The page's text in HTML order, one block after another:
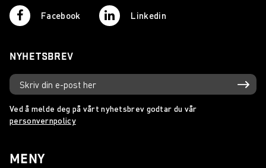
Facebook Linkedin
NYHETSBREV
Ved å melde deg på vårt nyhetsbrev godtar du vår
personvernpolicy
MENY